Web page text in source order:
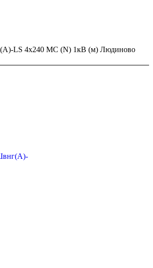
LS 4х240 МС (N) 1кВ (м) Людиново